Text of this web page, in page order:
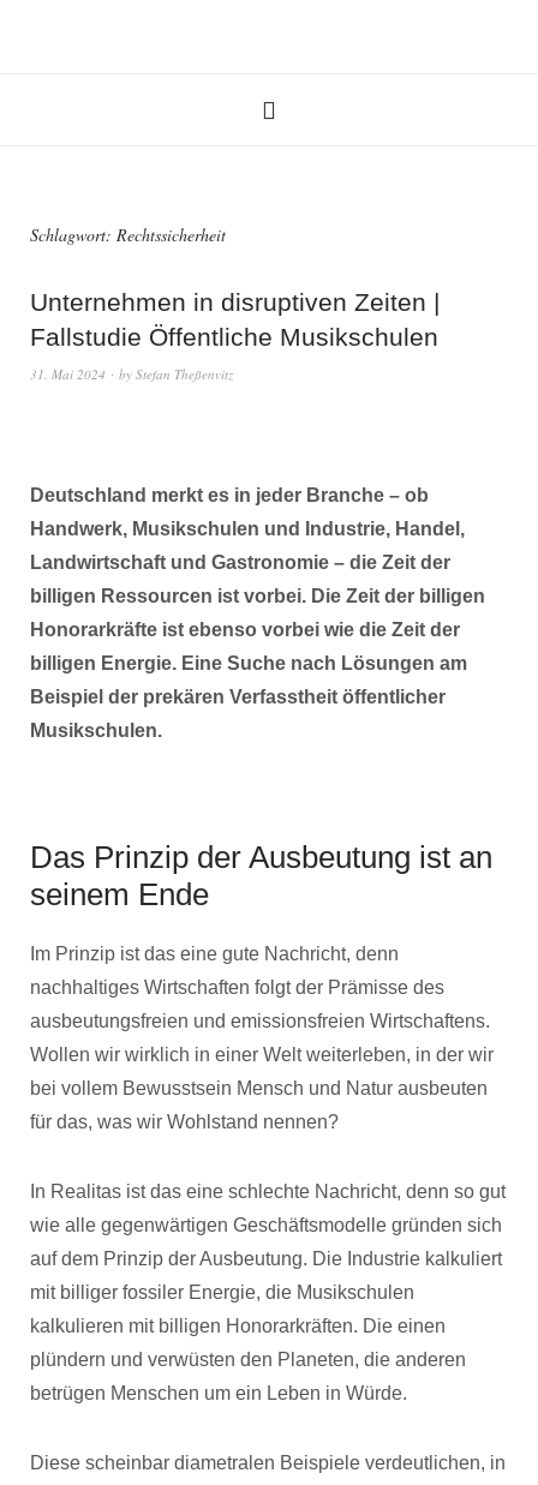
Schlagwort: Rechtssicherheit
Unternehmen in disruptiven Zeiten |
Fallstudie Öffentliche Musikschulen
31. Mai 2024 by Stefan Theßenvitz
Deutschland merkt es in jeder Branche – ob
Handwerk, Musikschulen und Industrie, Handel,
Landwirtschaft und Gastronomie – die Zeit der
billigen Ressourcen ist vorbei. Die Zeit der billigen
Honorarkräfte ist ebenso vorbei wie die Zeit der
billigen Energie. Eine Suche nach Lösungen am
Beispiel der prekären Verfasstheit öffentlicher
Musikschulen.
Das Prinzip der Ausbeutung ist an
seinem Ende
Im Prinzip ist das eine gute Nachricht, denn
nachhaltiges Wirtschaften folgt der Prämisse des
ausbeutungsfreien und emissionsfreien Wirtschaftens.
Wollen wir wirklich in einer Welt weiterleben, in der wir
bei vollem Bewusstsein Mensch und Natur ausbeuten
für das, was wir Wohlstand nennen?
In Realitas ist das eine schlechte Nachricht, denn so gut
wie alle gegenwärtigen Geschäftsmodelle gründen sich
auf dem Prinzip der Ausbeutung. Die Industrie kalkuliert
mit billiger fossiler Energie, die Musikschulen
kalkulieren mit billigen Honorarkräften. Die einen
plündern und verwüsten den Planeten, die anderen
betrügen Menschen um ein Leben in Würde.
Diese scheinbar diametralen Beispiele verdeutlichen, in